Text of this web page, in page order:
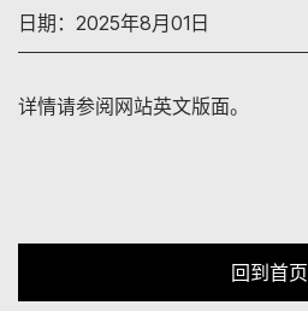
日期：2025年8月01日
详情请参阅网站英文版面。
回到首页